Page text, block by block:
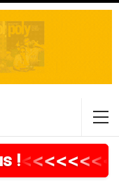
>!<<<<<<<<